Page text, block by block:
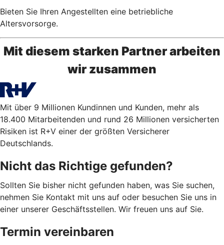
Bieten Sie Ihren Angestellten eine betriebliche
Altersvorsorge.
Mit diesem starken Partner arbeiten
wir zusammen
Mit über 9 Millionen Kundinnen und Kunden, mehr als
18.400 Mitarbeitenden und rund 26 Millionen versicherten
Risiken ist R+V einer der größten Versicherer
Deutschlands.
Nicht das Richtige gefunden?
Sollten Sie bisher nicht gefunden haben, was Sie suchen,
nehmen Sie Kontakt mit uns auf oder besuchen Sie uns in
einer unserer Geschäftsstellen. Wir freuen uns auf Sie.
Termin vereinbaren